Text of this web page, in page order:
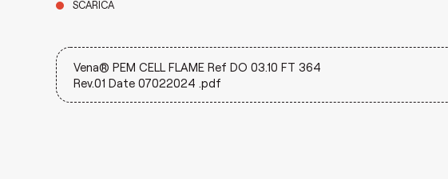
SCARICA
Vena® PEM CELL FLAME Ref DO 03.10 FT 364
Rev.01 Date 07022024 .pdf